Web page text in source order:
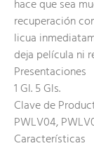
hace que sea
recuperación
licua
deja película ni
Presentaciones
1 Gl. 5 Gls.
Clave de
PWLV04,
Características